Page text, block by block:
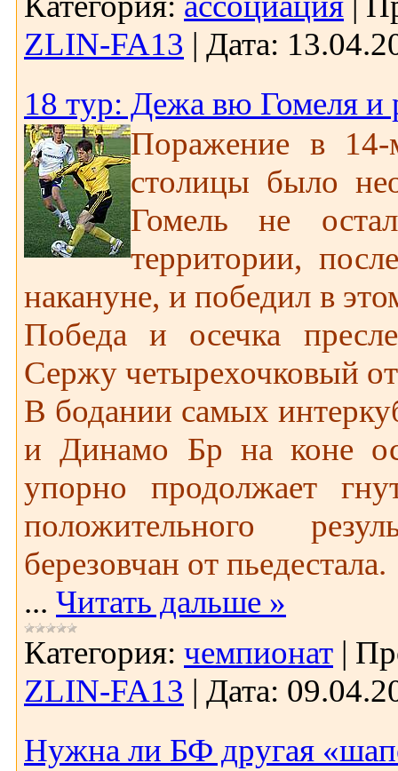
ZLIN-FA13 | Дата:
18 тур: Дежа вю Гомеля и
Поражение в 14-
столицы было
Гомель не
территории,
накануне, и победил в
Победа и осечка
Сержу четырехочковый
В бодании самых
и Динамо Бр на коне
упорно продолжает
положительного
березовчан от пьедестала.
... Читать дальше »
Категория: чемпионат |
ZLIN-FA13 | Дата:
Нужна ли БФ другая